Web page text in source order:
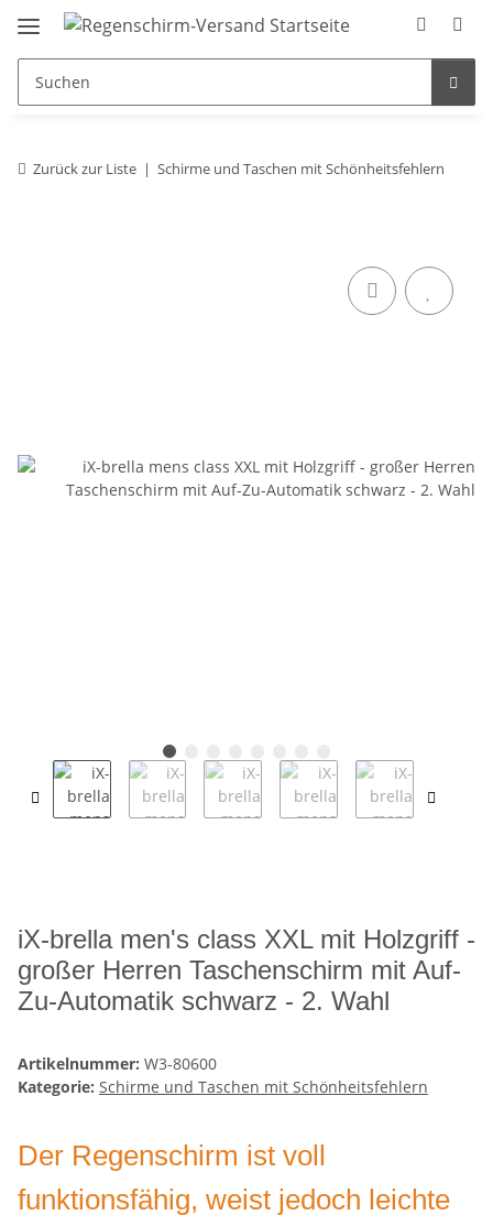
Zurück zur Liste Schirme und Taschen mit Schönheitsfehlern
iX-brella men's class XXL mit Holzgriff -
großer Herren Taschenschirm mit Auf-
Zu-Automatik schwarz - 2. Wahl
Artikelnummer: W3-80600
Kategorie: Schirme und Taschen mit Schönheitsfehlern
Der Regenschirm ist voll
funktionsfähig, weist jedoch leichte